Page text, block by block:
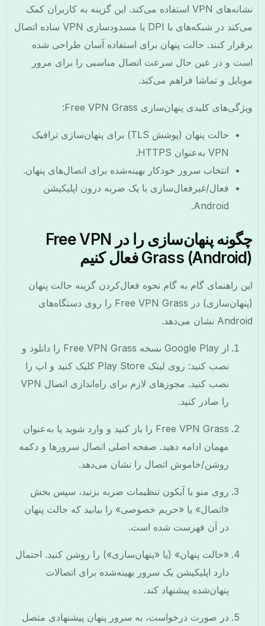
نشانه‌های VPN استفاده می‌کند. این گزینه به کاربران کمک
می‌کند در شبکه‌های با DPI یا مسدودسازی VPN ساده اتصال
برقرار کنند. حالت پنهان برای استفاده آسان طراحی شده
است و در عین حال سرعت اتصال مناسبی را برای مرور
موبایل و تماشا فراهم می‌کند.
ویژگی‌های کلیدی پنهان‌سازی Free VPN Grass:
حالت پنهان (پوشش TLS) برای پنهان‌سازی ترافیک
VPN به‌عنوان HTTPS.
انتخاب سرور خودکار بهینه‌شده برای اتصال‌های پنهان.
فعال/غیرفعال‌سازی با یک ضربه درون اپلیکیشن
Android.
چگونه پنهان‌سازی را در Free VPN
Grass (Android) فعال کنیم
این راهنمای گام به گام نحوه فعال‌کردن گزینه حالت پنهان
(پنهان‌سازی) در Free VPN Grass را روی دستگاه‌های
Android نشان می‌دهد.
از Google Play نسخه Free VPN Grass را دانلود و
نصب کنید: روی لینک Play Store کلیک کنید و اپ را
نصب کنید. مجوزهای لازم برای راه‌اندازی اتصال VPN
را صادر کنید.
Free VPN Grass را باز کنید و وارد شوید یا به‌عنوان
مهمان ادامه دهید. صفحه اصلی اتصال سرورها و دکمه
روشن/خاموش اتصال را نشان می‌دهد.
روی منو یا آیکون تنظیمات ضربه بزنید، سپس بخش
«اتصال» یا «حریم خصوصی» را بیابید که حالت پنهان
در آن فهرست شده است.
«حالت پنهان» (یا «پنهان‌سازی») را روشن کنید. احتمال
دارد اپلیکیشن یک سرور بهینه‌شده برای اتصالات
پنهان‌شده پیشنهاد کند.
در صورت درخواست، به سرور پنهان پیشنهادی متصل